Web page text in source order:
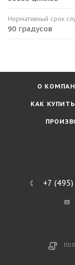
Нормативный срок
90 градусов
О
КАК КУПИТЬ
+7